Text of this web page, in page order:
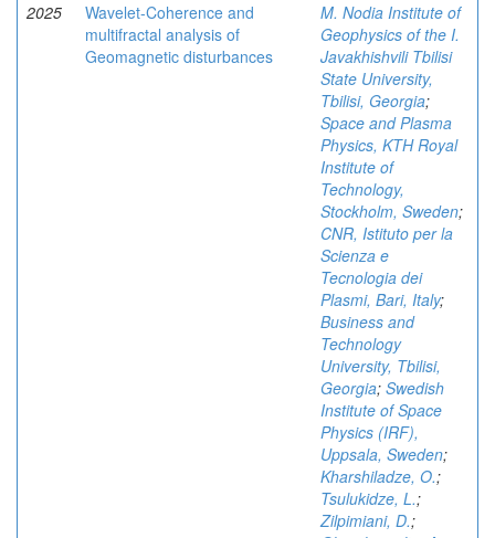
2025
Wavelet-Coherence and
multifractal analysis of
Geomagnetic disturbances
M. Nodia Institute of
Geophysics of the I.
Javakhishvili Tbilisi
State University,
Tbilisi, Georgia;
Space and Plasma
Physics, KTH Royal
Institute of
Technology,
Stockholm, Sweden;
CNR, Istituto per la
Scienza e
Tecnologia dei
Plasmi, Bari, Italy;
Business and
Technology
University, Tbilisi,
Georgia; Swedish
Institute of Space
Physics (IRF),
Uppsala, Sweden;
Kharshiladze, O.;
Tsulukidze, L.;
Zilpimiani, D.;